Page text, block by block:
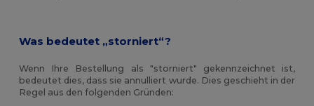
Was bedeutet „storniert“?
Wenn Ihre Bestellung als "storniert" gekennzeichnet ist,
bedeutet dies, dass sie annulliert wurde. Dies geschieht in der
Regel aus den folgenden Gründen: